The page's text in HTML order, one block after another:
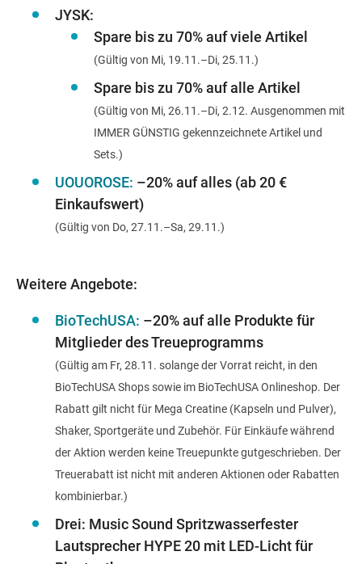
JYSK:
Spare bis zu 70% auf viele Artikel
(Gültig von Mi, 19.11.–Di, 25.11.)
Spare bis zu 70% auf alle Artikel
(Gültig von Mi, 26.11.–Di, 2.12. Ausgenommen mit
IMMER GÜNSTIG gekennzeichnete Artikel und
Sets.)
UOUOROSE: –20% auf alles (ab 20 €
Einkaufswert)
(Gültig von Do, 27.11.–Sa, 29.11.)
Weitere Angebote:
BioTechUSA: –20% auf alle Produkte für
Mitglieder desTreueprogramms
(Gültig am Fr, 28.11. solange der Vorrat reicht, in den
BioTechUSA Shops sowie im BioTechUSA Onlineshop. Der
Rabatt gilt nicht für Mega Creatine (Kapseln und Pulver),
Shaker, Sportgeräte und Zubehör. Für Einkäufe während
der Aktion werden keine Treuepunkte gutgeschrieben. Der
Treuerabatt ist nicht mit anderen Aktionen oder Rabatten
kombinierbar.)
Drei: Music Sound Spritzwasserfester
Lautsprecher HYPE 20 mit LED-Licht für